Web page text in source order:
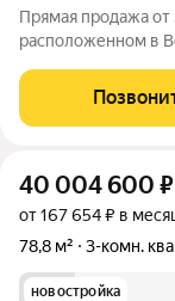
Прямая продажа
расположенном в
расположена на
квартале бизнес-
40 004 600 ₽
от 167 654 ₽ в
78,8 м²
3-комн.
новостройка